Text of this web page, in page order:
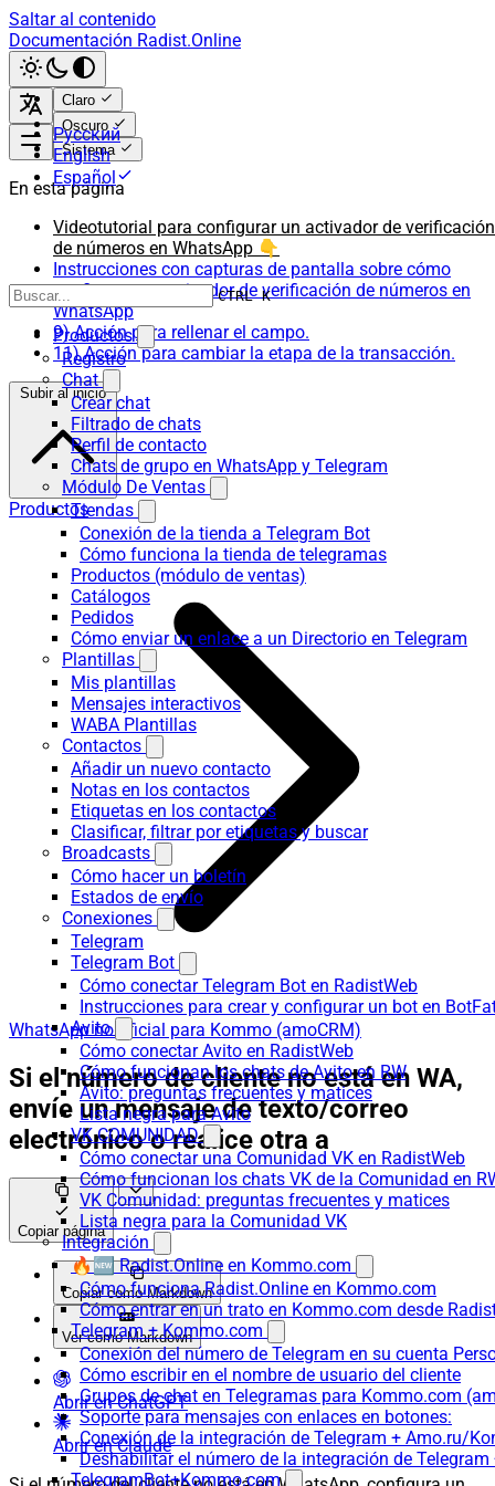
Saltar al contenido
Documentación Radist.Online
Claro
Oscuro
Sistema
Русский
English
Español
CTRL K
Productos
Registro
Chat
Crear chat
Filtrado de chats
Perfil de contacto
Chats de grupo en WhatsApp y Telegram
Módulo De Ventas
Tiendas
Conexión de la tienda a Telegram Bot
Cómo funciona la tienda de telegramas
Productos (módulo de ventas)
Catálogos
Pedidos
Cómo enviar un enlace a un Directorio en Telegram
Plantillas
Mis plantillas
Mensajes interactivos
WABA Plantillas
Contactos
Añadir un nuevo contacto
Notas en los contactos
Etiquetas en los contactos
Clasificar, filtrar por etiquetas y buscar
Broadcasts
Cómo hacer un boletín
Estados de envío
Conexiones
Telegram
Telegram Bot
Cómo conectar Telegram Bot en RadistWeb
Instrucciones para crear y configurar un bot en
Avito
Cómo conectar Avito en RadistWeb
Cómo funcionan los chats de Avito en RW
Avito: preguntas frecuentes y matices
Lista negra para Avito
VK COMUNIDAD
Cómo conectar una Comunidad VK en RadistWeb
Cómo funcionan los chats VK de la Comunidad en
VK Comunidad: preguntas frecuentes y matices
Lista negra para la Comunidad VK
Integración
🔥🆕 Radist.Online en Kommo.com
Cómo funciona Radist.Online en Kommo.com
Cómo entrar en un trato en Kommo.com desde
Telegram + Kommo.com
Conexión del número de Telegram en su cuenta
Cómo escribir en el nombre de usuario del cliente
Grupos de chat en Telegramas para Kommo.com
Soporte para mensajes con enlaces en botones:
Conexión de la integración de Telegram + Amo.ru/
Deshabilitar el número de la integración de
TelegramBot+Kommo.com
En esta página
Videotutorial para configurar un activador de verificación
de números en WhatsApp 👇
Instrucciones con capturas de pantalla sobre cómo
configurar un activador de verificación de números en
WhatsApp
9) Acción para rellenar el campo.
11) Acción para cambiar la etapa de la transacción.
Subir al inicio
Productos
WhatsApp no oficial para Kommo (amoCRM)
Si el número de cliente no está en WA,
envíe un mensaje de texto/correo
electrónico o realice otra a
Copiar página
Copiar como Markdown
Ver como Markdown
Abrir en ChatGPT
Abrir en Claude